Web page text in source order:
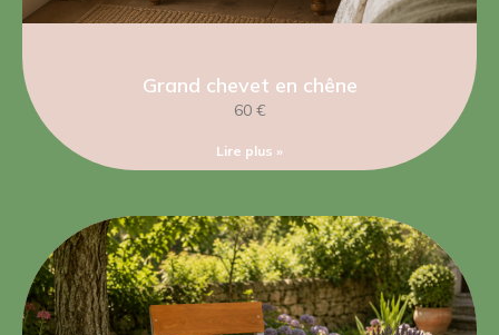
Grand chevet en chêne
60 €
Lire plus »